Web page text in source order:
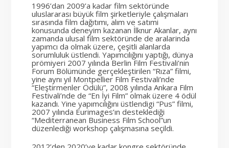
1996’dan 2009’a kadar film sektöründe
uluslararası büyük film şirketleriyle çalışmaları
sırasında film dağıtımı, alım ve satımi
konusunda deneyim kazanan İlknur Akanlar, aynı
zamanda ulusal film sektöründe de aralarinda
yapımcı da olmak üzere, çeşitli alanlarda
sorumluluk üstlendi. Yapımcılığını yaptığı, dünya
prömiyeri 2007 yılında Berlin Film Festivali’nin
Forum Bölümünde gerçekleştirilen “Rıza” filmi,
yine aynı yıl Montpellier Film Festivali’nde
“Eleştirmenler Ödülü”, 2008 yılında Ankara Film
Festivali’nde de “En İyi Film” olmak üzere 4 ödül
kazandı. Yine yapımcılığını üstlendigi “Pus” filmi,
2007 yılında Eurimages’ın desteklediği
“Mediterranean Business Film School”un
düzenlediği workshop çalışmasına seçildi.